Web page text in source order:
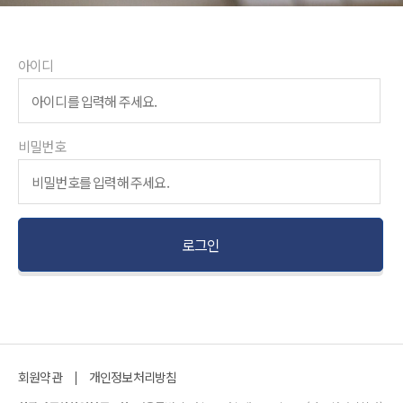
아이디
비밀번호
회원약관 개인정보처리방침